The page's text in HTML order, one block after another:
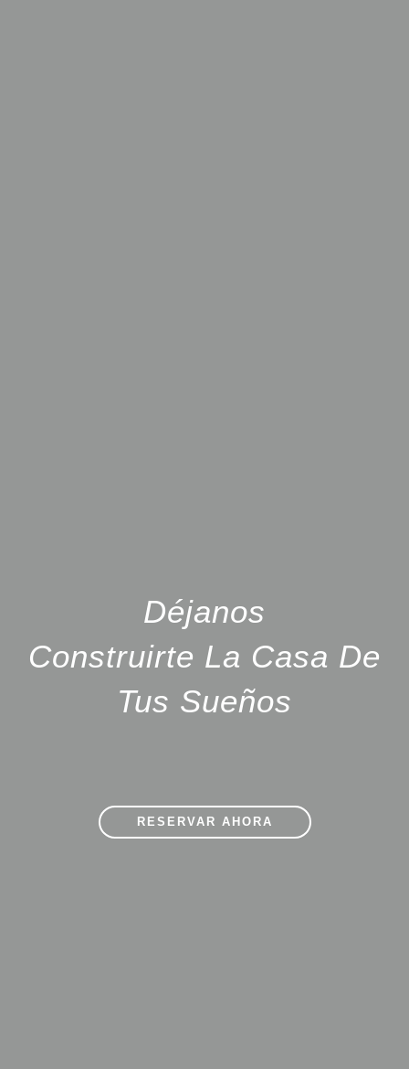
Déjanos
Construirte La Casa De
Tus Sueños
RESERVAR AHORA